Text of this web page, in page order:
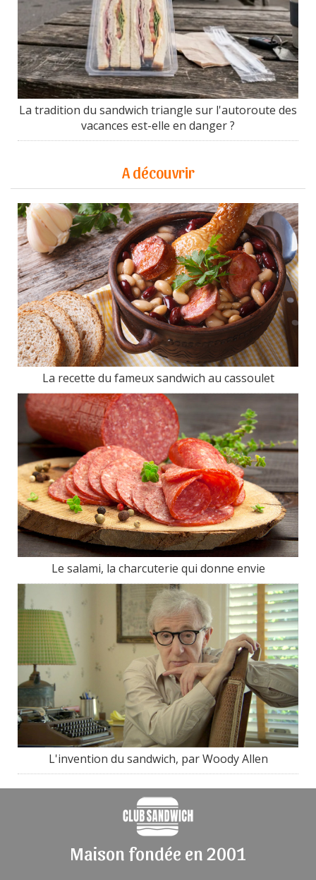
La tradition du sandwich triangle sur l'autoroute des
vacances est-elle en danger ?
A découvrir
La recette du fameux sandwich au cassoulet
Le salami, la charcuterie qui donne envie
L'invention du sandwich, par Woody Allen
Maison fondée en 2001